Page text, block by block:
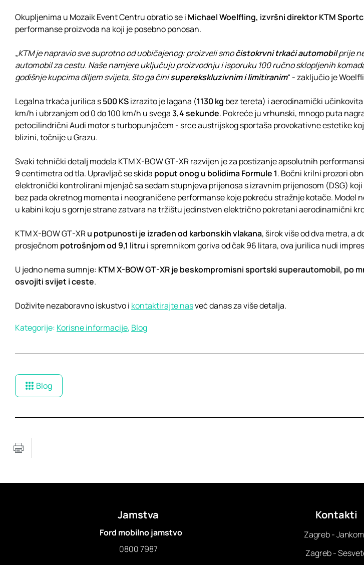
Okupljenima u Mozaik Event Centru obratio se i Michael Woelfling, izvršni direktor KTM
performanse proizvoda na koji je posebno ponosan.
„KTM je napravio sve suprotno od uobičajenog: proizveli smočistokrvni trkaći automobilprije
automobil za cestu. Naše namjere uključuju proizvodnju i isporuku 100 ručno sklopljenih
godišnje kupcima diljem svijeta, što ga činisuperekskluzivnim i limitiranim“ - zaključio je
Legalna trkaća jurilica s500 KSizrazito je lagana (1130 kg bez tereta) i aerodinamički
km/h i ubrzanjem od 0 do 100 km/h u svega3,4 sekunde. Pokreće ju vrhunski, mnogo puta
petocilindrični Audi motor s turbopunjačem - srce austrijskog sportaša provokativne estetike
blizini, točnije u Grazu.
Svaki tehnički detalj modela KTM X-BOW GT-XR razvijen je za postizanje apsolutnih
9 centimetra od tla. Upravljač se skida poput onog u bolidima Formule 1. Bočni krilni prozori
elektronički kontrolirani mjenjač sa sedam stupnjeva prijenosa s izravnim prijenosom (DSG)
bez pada okretnog momenta i neograničene performanse koje pokreću stražnje kotače. Model
u kabini koju s gornje strane zatvara na tržištu jedinstven električno pokretani aerodinamični
KTM X-BOW GT-XRu potpunosti je izrađen od karbonskih vlakana, širok više od dva metra, a
prosječnom potrošnjom od 9,1 litru i spremnikom goriva od čak 96 litara, ova jurilica nudi
U jedno nema sumnje: KTM X-BOW GT-XR je beskompromisni sportski superautomobil, po
osvojiti svijet i ceste.
Doživite nezaboravno iskustvo i kontaktirajte nasveć danas za više detalja.
Kategorije: Korisne informacije, Blog
Blog
Jamstva
Ford mobilno jamstvo
0800 7987
Kontakti
Zagreb -
Zagreb -